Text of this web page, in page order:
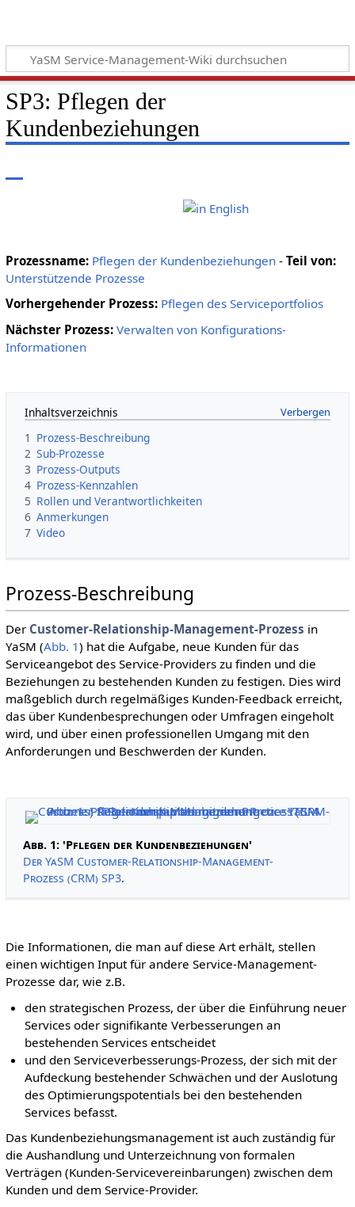
SP3: Pflegen der
Kundenbeziehungen
Prozessname: Pflegen der Kundenbeziehungen- Teil von:
Unterstützende Prozesse
Vorhergehender Prozess: Pflegen des Serviceportfolios
Nächster Prozess: Verwalten von Konfigurations-
Informationen
Inhaltsverzeichnis
1 Prozess-Beschreibung
2 Sub-Prozesse
3 Prozess-Outputs
4 Prozess-Kennzahlen
5 Rollen und Verantwortlichkeiten
6 Anmerkungen
7 Video
Prozess-Beschreibung
Der Customer-Relationship-Management-Prozess in
YaSM (Abb. 1) hat die Aufgabe, neue Kunden für das
Serviceangebot des Service-Providers zu finden und die
Beziehungen zu bestehenden Kunden zu festigen. Dies wird
maßgeblich durch regelmäßiges Kunden-Feedback erreicht,
das über Kundenbesprechungen oder Umfragen eingeholt
wird, und über einen professionellen Umgang mit den
Anforderungen und Beschwerden der Kunden.
Abb. 1: 'Pflegen der Kundenbeziehungen'
Der YaSM Customer-Relationship-Management-
Prozess (CRM) SP3.
Die Informationen, die man auf diese Art erhält, stellen
einen wichtigen Input für andere Service-Management-
Prozesse dar, wie z.B.
den strategischen Prozess, der über die Einführung neuer
Services oder signifikante Verbesserungen an
bestehenden Services entscheidet
und den Serviceverbesserungs-Prozess, der sich mit der
Aufdeckung bestehender Schwächen und der Auslotung
des Optimierungspotentials bei den bestehenden
Services befasst.
Das Kundenbeziehungsmanagement ist auch zuständig für
die Aushandlung und Unterzeichnung von formalen
Verträgen (Kunden-Servicevereinbarungen) zwischen dem
Kunden und dem Service-Provider.